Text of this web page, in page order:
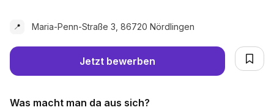
📍 Maria-Penn-Straße 3, 86720 Nördlingen
Jetzt bewerben
Was macht man da aus sich?